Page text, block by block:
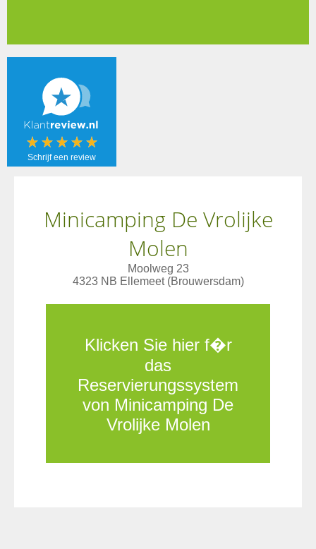
Schrijf een review
Schrijf een
review!
Minicamping De Vrolijke
Molen
Moolweg 23
4323 NB Ellemeet (Brouwersdam)
Klicken Sie hier f�r
das
Reservierungssystem
von Minicamping De
Vrolijke Molen